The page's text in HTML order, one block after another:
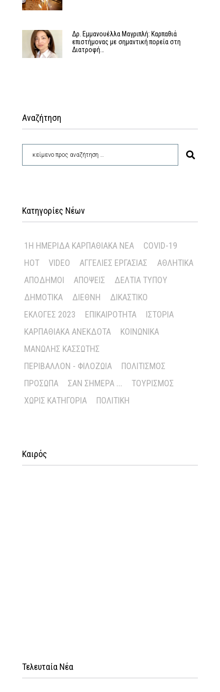
Δρ. Εμμανουέλλα Μαγριπλή: Καρπαθιά
επιστήμονας με σημαντική πορεία στη
Διατροφή…
Αναζήτηση
Κατηγορίες Νέων
1Η ΗΜΕΡΊΔΑ ΚΑΡΠΑΘΙΑΚΆ ΝΈΑ
COVID-19
HOT
VIDEO ΑΓΓΕΛΊΕΣ ΕΡΓΑΣΊΑΣ
ΑΘΛΗΤΙΚΆ
ΑΠΌΔΗΜΟΙ
ΑΠΌΨΕΙΣ
ΔΕΛΤΊΑ ΤΎΠΟΥ
ΔΗΜΟΤΙΚΆ
ΔΙΕΘΝΉ
ΔΙΚΑΣΤΙΚΌ
ΕΚΛΟΓΈΣ 2023
ΕΠΙΚΑΙΡΌΤΗΤΑ
ΙΣΤΟΡΊΑ
ΚΑΡΠΑΘΙΑΚΆ ΑΝΈΚΔΟΤΑ
ΚΟΙΝΩΝΙΚΆ
ΜΑΝΏΛΗΣ ΚΑΣΣΏΤΗΣ
ΠΕΡΙΒΆΛΛΟΝ - ΦΙΛΟΖΩΊΑ
ΠΟΛΙΤΙΣΜΌΣ
ΠΡΌΣΩΠΑ
ΣΑΝ ΣΉΜΕΡΑ ...
ΤΟΥΡΙΣΜΌΣ
ΧΩΡΊΣ ΚΑΤΗΓΟΡΊΑ
ΠΟΛΙΤΙΚΉ
Καιρός
Τελευταία Νέα